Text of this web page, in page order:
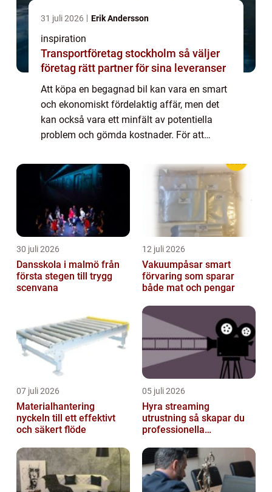
31 juli 2026 Erik Andersson
inspiration
Transportföretag stockholm så väljer
företag rätt partner för sina leveranser
Att köpa en begagnad bil kan vara en smart
och ekonomiskt fördelaktig affär, men det
kan också vara ett minfält av potentiella
problem och gömda kostnader. För att
30 juli 2026
Dansskola i malmö från
första stegen till trygg
scenvana
12 juli 2026
Vakuumpåsar smart
förvaring som sparar
både mat och pengar
07 juli 2026
Materialhantering
nyckeln till ett effektivt
och säkert flöde
05 juli 2026
Hyra streaming
utrustning så skapar du
professionella